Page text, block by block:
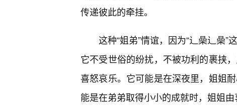
传递彼此的牵挂。
这种“姐弟”情谊，因为“辶喿辶喿”
它不受世俗的纷扰，不被功利的裹挟
喜怒哀乐。它可能是在深夜里，姐姐
能是在弟弟取得小小的成就时，姐姐